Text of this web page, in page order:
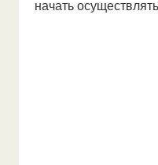
начать